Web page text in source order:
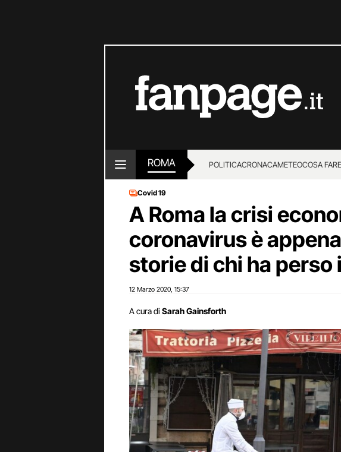
ROMA POLITICACRONACAMETEOCOSA
Covid 19
A Roma la crisi
coronavirus è
storie di chi ha perso
12 Marzo 2020 15:37
A cura di Sarah Gainsforth